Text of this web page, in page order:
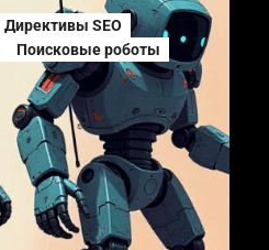
Директивы SEO
Поисковые роботы